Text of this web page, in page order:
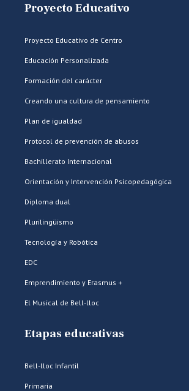
Proyecto Educativo
Proyecto Educativo de Centro
Educación Personalizada
Formación del carácter
Creando una cultura de pensamiento
Plan de igualdad
Protocol de prevención de abusos
Bachillerato Internacional
Orientación y Intervención Psicopedagógica
Diploma dual
Plurilingüismo
Tecnología y Robótica
EDC
Emprendimiento y Erasmus +
El Musical de Bell-lloc
Etapas educativas
Bell-lloc Infantil
Primaria